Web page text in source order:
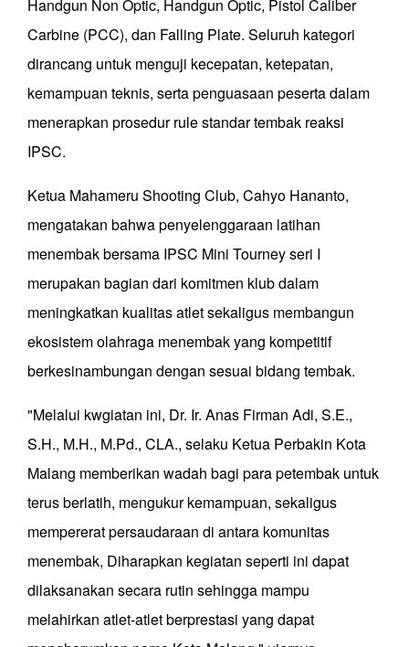
Handgun Non Optic, Handgun Optic, Pistol Caliber
Carbine (PCC), dan Falling Plate. Seluruh kategori
dirancang untuk menguji kecepatan, ketepatan,
kemampuan teknis, serta penguasaan peserta dalam
menerapkan prosedur rule standar tembak reaksi
IPSC.
Ketua Mahameru Shooting Club, Cahyo Hananto,
mengatakan bahwa penyelenggaraan latihan
menembak bersama IPSC Mini Tourney seri I
merupakan bagian dari komitmen klub dalam
meningkatkan kualitas atlet sekaligus membangun
ekosistem olahraga menembak yang kompetitif
berkesinambungan dengan sesuai bidang tembak.
"Melalui kwgiatan ini, Dr. Ir. Anas Firman Adi, S.E.,
S.H., M.H., M.Pd., CLA., selaku Ketua Perbakin Kota
Malang memberikan wadah bagi para petembak untuk
terus berlatih, mengukur kemampuan, sekaligus
mempererat persaudaraan di antara komunitas
menembak, Diharapkan kegiatan seperti ini dapat
dilaksanakan secara rutin sehingga mampu
melahirkan atlet-atlet berprestasi yang dapat